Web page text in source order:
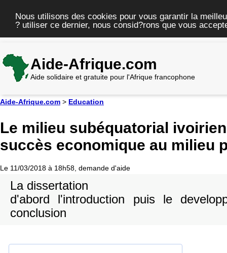
Nous utilisons des cookies pour vous garantir la
? utiliser ce dernier, nous consid?rons que vous
Aide-Afrique.com
Aide solidaire et gratuite pour l'Afrique francophone
Aide-Afrique.com > Education
Le milieu subéquatorial
succès economique au milieu
Le 11/03/2018 à 18h58, demande d'aide
La dissertation
d'abord l'introduction puis le
conclusion